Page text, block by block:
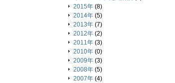
2015年 (8)
2014年 (5)
2013年 (7)
2012年 (2)
2011年 (3)
2010年 (0)
2009年 (3)
2008年 (5)
2007年 (4)